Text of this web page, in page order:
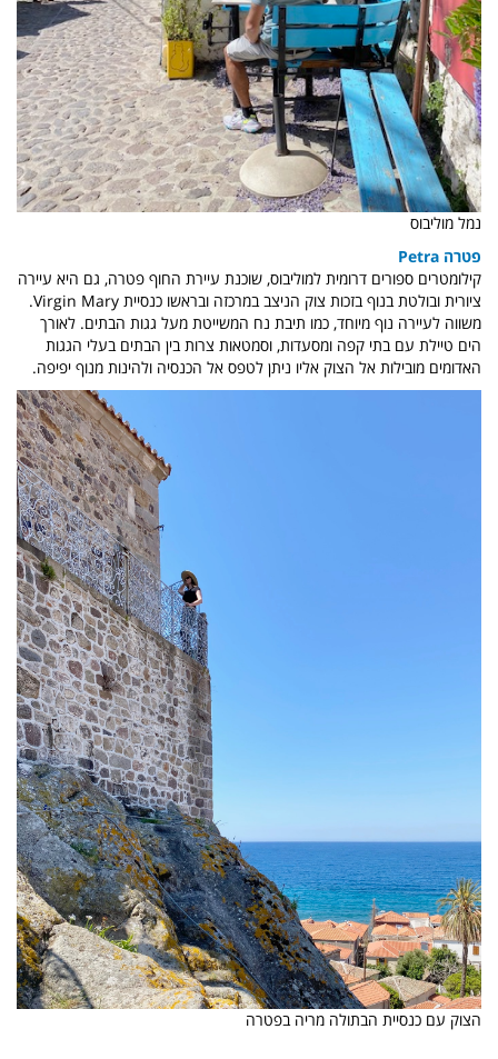
נמל מוליבוס
פטרה Petra
קילומטרים ספורים דרומית למוליבוס, שוכנת עיירת החוף פטרה, גם היא עיירה
ציורית ובולטת בנוף בזכות צוק הניצב במרכזה ובראשו כנסיית Virgin Mary.
משווה לעיירה נוף מיוחד, כמו תיבת נח המשייטת מעל גגות הבתים. לאורך
הים טיילת עם בתי קפה ומסעדות, וסמטאות צרות בין הבתים בעלי הגגות
האדומים מובילות אל הצוק אליו ניתן לטפס אל הכנסיה ולהינות מנוף יפיפה.
הצוק עם כנסיית הבתולה מריה בפטרה